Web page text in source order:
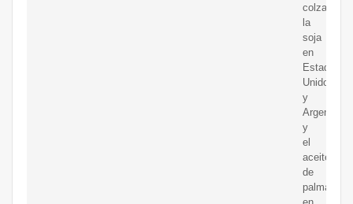
colza,
la
soja
en
Estados
Unidos
y
Argentina
y
el
aceite
de
palma